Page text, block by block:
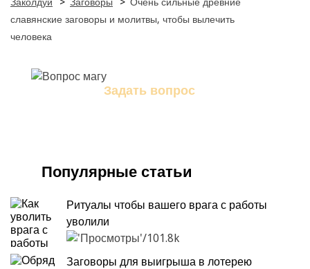
славянские заговоры и молитвы, чтобы вылечить
человека
Задать вопрос
Популярные статьи
Ритуалы чтобы вашего врага с работы
уволили
101.8k
Заговоры для выигрыша в лотерею